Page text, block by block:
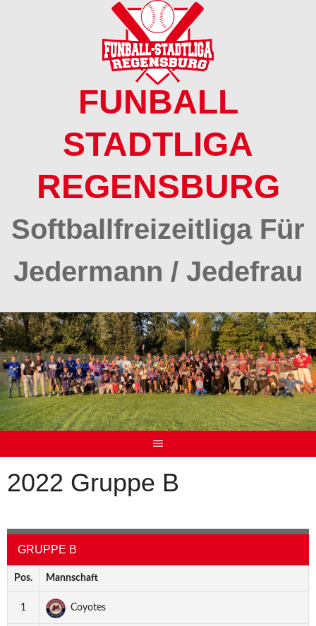
FUNBALL
STADTLIGA
REGENSBURG
Softballfreizeitliga Für
Jedermann / Jedefrau
2022 Gruppe B
GRUPPE B
Pos. Mannschaft
1 Coyotes